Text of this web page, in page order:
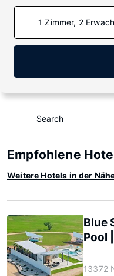
1 Zimmer, 2
Search
Empfohlene
Weitere Hotels in der
Blue
Pool
13372